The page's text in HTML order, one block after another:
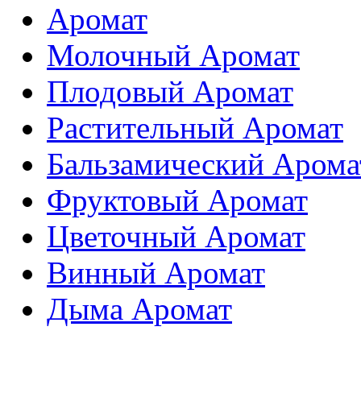
Аромат
Молочный Аромат
Плодовый Аромат
Растительный Аромат
Бальзамический
Фруктовый Аромат
Цветочный Аромат
Винный Аромат
Дыма Аромат